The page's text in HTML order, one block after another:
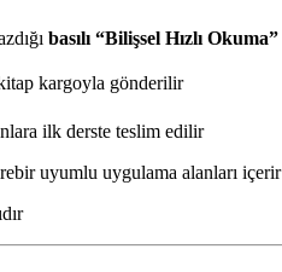
basılı “Bilişsel Hızlı Okuma”
kargoyla gönderilir
ilk derste teslim edilir
uyumlu uygulama alanları içerir